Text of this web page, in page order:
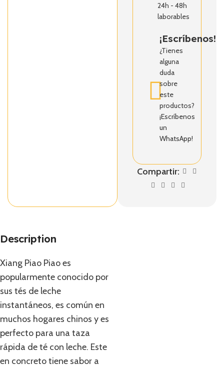
24h - 48h
laborables
¡Escríbenos!
¿Tienes
alguna
duda
sobre
este
productos?
¡Escríbenos
un
WhatsApp!
Compartir:
Description
Xiang Piao Piao es
popularmente conocido por
sus tés de leche
instantáneos, es común en
muchos hogares chinos y es
perfecto para una taza
rápida de té con leche. Este
en concreto tiene sabor a